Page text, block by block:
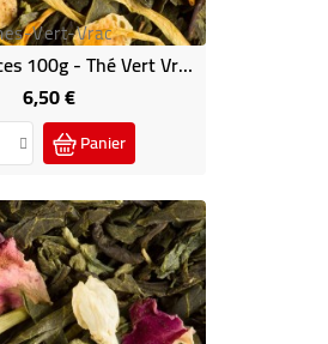
Vert-Vrac
Dune D' Épices 100g - Thé Vert Vrac Dammann
6,50 €Prix
Panier